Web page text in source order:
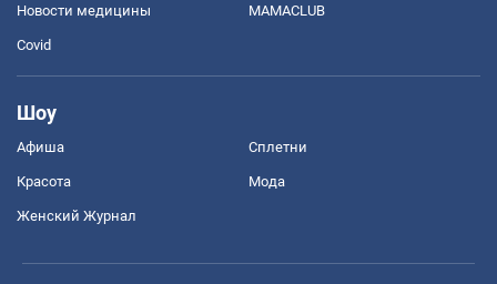
Новости медицины MAMACLUB
Covid
Шоу
Афиша Сплетни
Красота Мода
Женский Журнал